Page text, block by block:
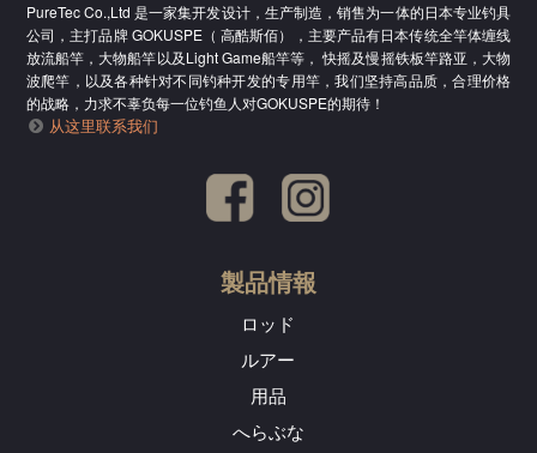
PureTec Co.,Ltd 是一家集开发设计，生产制造，销售为一体的日本专业钓具
公司，主打品牌 GOKUSPE（ 高酷斯佰），主要产品有日本传统全竿体缠线
放流船竿，大物船竿以及Light Game船竿等， 快摇及慢摇铁板竿路亚，大物
波爬竿，以及各种针对不同钓种开发的专用竿，我们坚持高品质，合理价格
的战略，力求不辜负每一位钓鱼人对GOKUSPE的期待！
从这里联系我们
製品情報
ロッド
ルアー
用品
へらぶな